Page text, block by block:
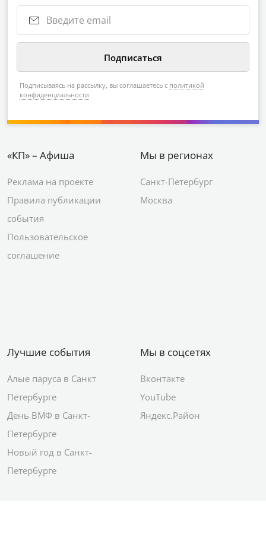
Подписываясь на рассылку, вы соглашаетесь с политикой
конфиденциальности
«КП» – Афиша
Реклама на проекте
Правила публикации
события
Пользовательское
соглашение
Мы в регионах
Санкт-Петербург
Москва
Лучшие события
Алые паруса в Санкт
Петербурге
День ВМФ в Санкт-
Петербурге
Новый год в Санкт-
Петербурге
Мы в соцсетях
Вконтакте
YouTube
Яндекс.Район